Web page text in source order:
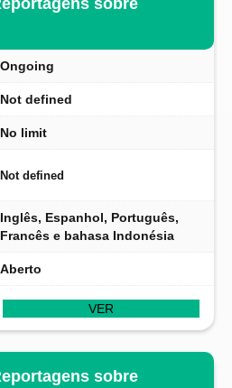
sobre
Ongoing
Not defined
No limit
Not defined
Inglês, Espanhol, Português,
Francês e bahasa Indonésia
Aberto
VER
sobre